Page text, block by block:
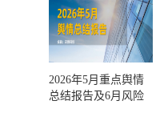
2026年5月重点舆情
总结报告及6月风险